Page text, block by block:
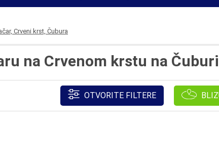
Crveni krst, Čubura
na Crvenom krstu na
OTVORITE FILTERE